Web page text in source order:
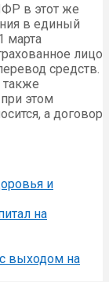
в этот же
в единый
марта
лицо
средств.
этом
а договор
и
на
выходом на